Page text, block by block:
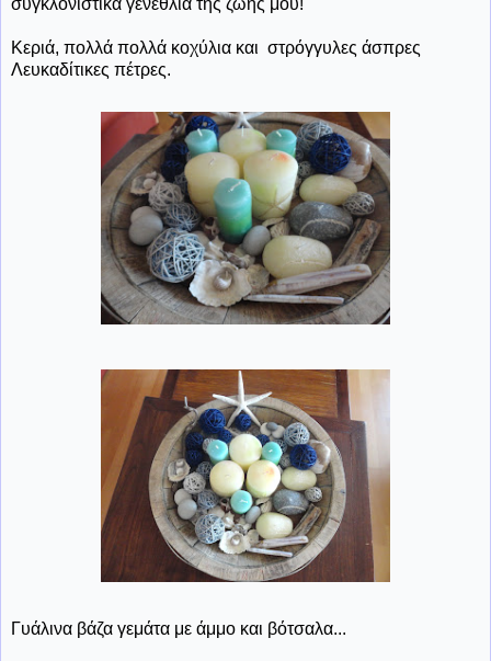
συγκλονιστικά γενέθλια της ζωής μου!
Κεριά, πολλά πολλά κοχύλια και στρόγγυλες άσπρες
Λευκαδίτικες πέτρες.
Γυάλινα βάζα γεμάτα με άμμο και βότσαλα...